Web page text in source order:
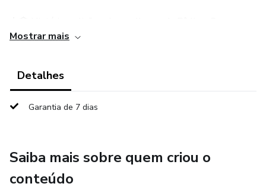
trajetórias inspiram a vida cristã nos dias de hoje.
aplicações práticas para fortalecer a fé.
💡 Conteúdos Exclusivos – Aulas ministradas por
O curso é ideal para quem deseja conhecer mais sobre a
Bíblia, se aprofundar na sua identidade espiritual e aplicar
Mostrar mais
Detalhes
Garantia de 7 dias
Saiba mais sobre quem criou o
conteúdo